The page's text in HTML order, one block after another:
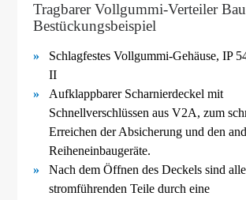
Tragbarer Vollgummi-Verteiler
Bestückungsbeispiel
Schlagfestes Vollgummi-Gehäuse, IP
II
Aufklappbarer Scharnierdeckel mit
Schnellverschlüssen aus V2A, zum
Erreichen der Absicherung und den
Reiheneinbaugeräte.
Nach dem Öffnen des Deckels sind alle
stromführenden Teile durch eine